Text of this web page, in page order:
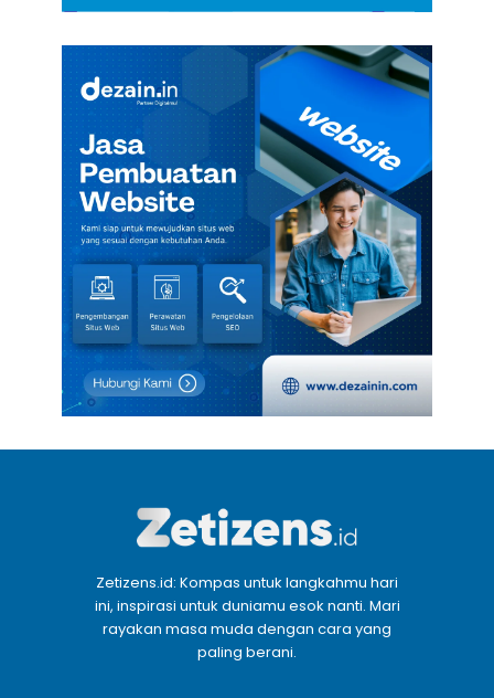
Zetizens.id: Kompas untuk langkahmu hari
ini, inspirasi untuk duniamu esok nanti. Mari
rayakan masa muda dengan cara yang
paling berani.